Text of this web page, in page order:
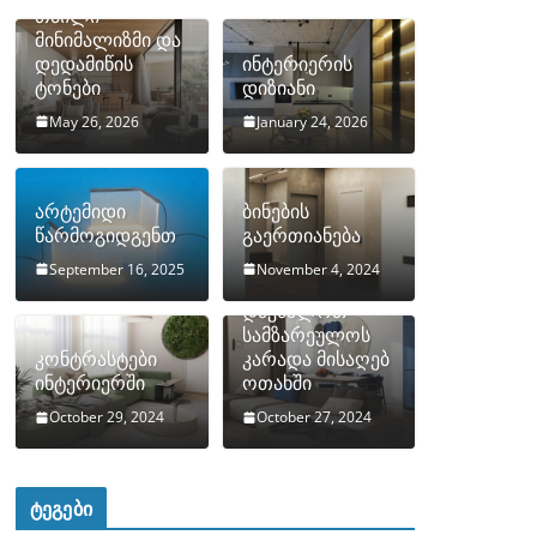
თბილი
მინიმალიზმი და
დედამიწის
ტონები
May 26, 2026
ინტერიერის
დიზიანი
January 24, 2026
არტემიდი
წარმოგიდგენთ
September 16, 2025
ბინების
გაერთიანება
November 4, 2024
კონტრასტები
ინტერიერში
October 29, 2024
როგორ
დავმალოთ
სამზარეულოს
კარადა მისაღებ
ოთახში
October 27, 2024
ტეგები